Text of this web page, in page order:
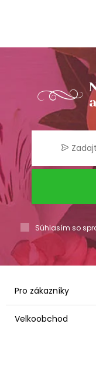
Súhlasím so
Pro zákazníky
Velkoobchod